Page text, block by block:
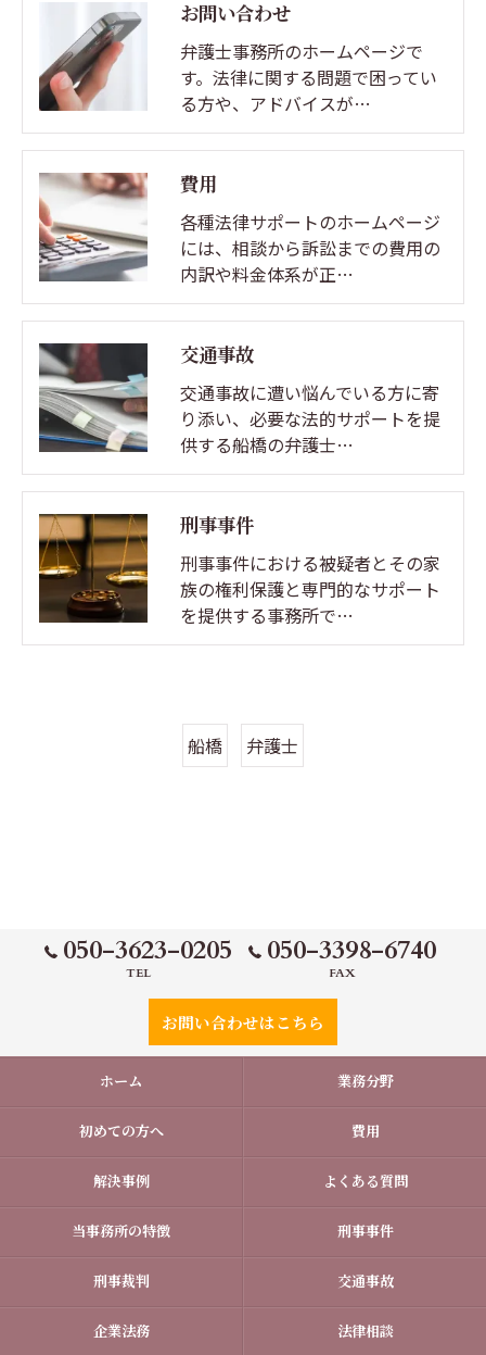
お問い合わせ
弁護士事務所のホームページで
す。法律に関する問題で困ってい
る方や、アドバイスが…
費用
各種法律サポートのホームページ
には、相談から訴訟までの費用の
内訳や料金体系が正…
交通事故
交通事故に遭い悩んでいる方に寄
り添い、必要な法的サポートを提
供する船橋の弁護士…
刑事事件
刑事事件における被疑者とその家
族の権利保護と専門的なサポート
を提供する事務所で…
船橋 弁護士
050-3623-0205
TEL
050-3398-6740
FAX
お問い合わせはこちら
ホーム 業務分野
初めての方へ 費用
解決事例 よくある質問
当事務所の特徴 刑事事件
刑事裁判 交通事故
企業法務 法律相談